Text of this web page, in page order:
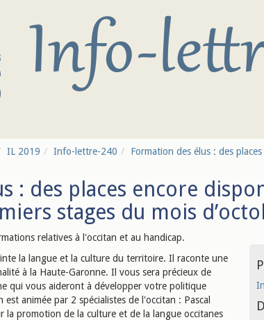
IL 2019 Info-lettre-240 Formation des élus : des
: des places encore
stages du mois
relatives à l'occitan et au handicap.
la langue et la culture du territoire. Il raconte une
à la Haute-Garonne. Il vous sera précieux de
qui vous aideront à développer votre politique
animée par 2 spécialistes de l'occitan : Pascal
la promotion de la culture et de la langue occitanes